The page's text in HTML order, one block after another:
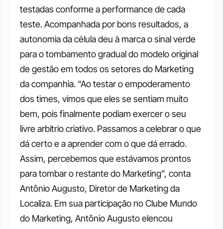
testadas conforme a performance de cada
teste.Acompanhada por bons resultados, a
autonomia da célula deu à marca o sinal verde
para o tombamento gradual do modelo original
de gestão em todos os setores do Marketing
da companhia. “Ao testar o empoderamento
dos times, vimos que eles se sentiam muito
bem, pois finalmente podiam exercer o seu
livre arbítrio criativo. Passamos a celebrar o que
dá certo e a aprender com o que dá errado.
Assim, percebemos que estávamos prontos
para tombar o restante do Marketing”, conta
Antônio Augusto, Diretor de Marketing da
Localiza. Em sua participação no Clube Mundo
do Marketing, Antônio Augusto elencou